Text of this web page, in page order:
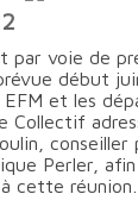
par voie de
début
EFM et les
Collectif
conseiller
Perler,
cette réunion…